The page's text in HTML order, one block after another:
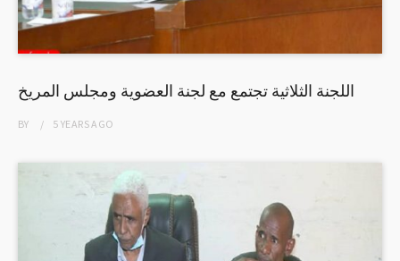
اللجنة الثلاثية تجتمع مع لجنة العضوية ومجلس المريخ
BY 5 YEARSAGO